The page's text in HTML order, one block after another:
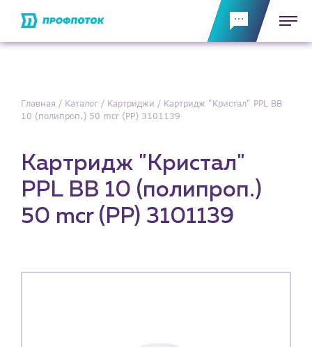
Главная Каталог Картриджи
Картридж "Кристал" PPL BB
10 (полипроп.) 50 mcr (PP) 3101139
Картридж "Кристал"
PPL BB 10 (полипроп.)
50 mcr (PP) 3101139